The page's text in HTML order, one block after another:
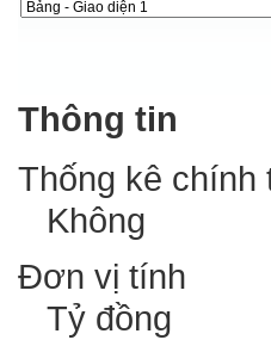
Thông tin
Thống kê chính
Không
Đơn vị tính
Tỷ đồng